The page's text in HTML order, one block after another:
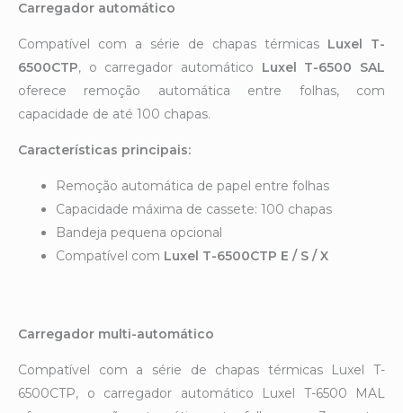
Carregador automático
Compatível com a série de chapas térmicas Luxel T-
6500CTP, o carregador automático Luxel T-6500 SAL
oferece remoção automática entre folhas, com
capacidade de até 100 chapas.
Características principais:
Remoção automática de papel entre folhas
Capacidade máxima de cassete: 100 chapas
Bandeja pequena opcional
Compatível com Luxel T-6500CTP E / S / X
Carregador multi-automático
Compatível com a série de chapas térmicas Luxel T-
6500CTP, o carregador automático Luxel T-6500 MAL